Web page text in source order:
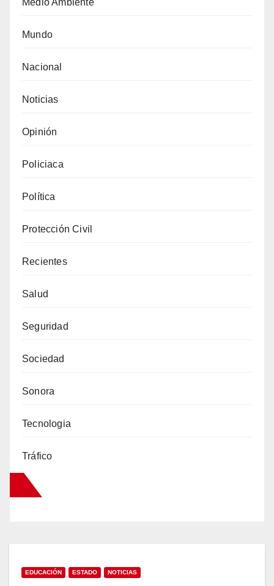
Mundo
Nacional
Noticias
Opinión
Policiaca
Política
Protección Civil
Recientes
Salud
Seguridad
Sociedad
Sonora
Tecnologia
Tráfico
EDUCACIÓN ESTADO NOTICIAS